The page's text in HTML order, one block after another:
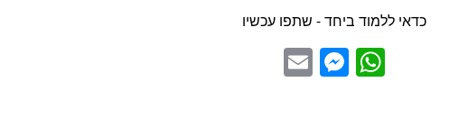
כדאי ללמוד ביחד - שתפו עכשיו
W
M